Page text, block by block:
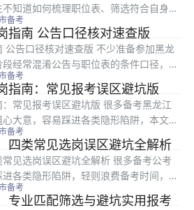
知道如何梳理职位表、筛选符合自身条
如何调整备考方向。本文是粉笔整理的
备黑龙江公考的考生阅读，内容涵盖职
备考
指南 公告口径核对速查版
公告口径核对速查版 不少准备参加黑龙
经常混淆公告与职位表的条件口径，一
致报考失败。本文是粉笔整理的黑龙江
指南，适合所有准备报考黑龙江公考的
备考
指南：常见报考误区避坑版
常见报考误区避坑版 很多备考黑龙江
大意，容易踩进各类隐形陷阱，本文是
坑指南，适合所有准备报考黑龙江公考
将从职位表隐性条件、专业目录匹配、
备考
四类常见选岗误区避坑全解析
见选岗误区避坑全解析 很多备考公考
各类隐形陷阱，轻则浪费备考时间，重
追悔莫及。本文是粉笔整理的公考选岗
备报考公考的考生参考使用，梳理了选
备考
专业匹配筛选与避坑实用报考